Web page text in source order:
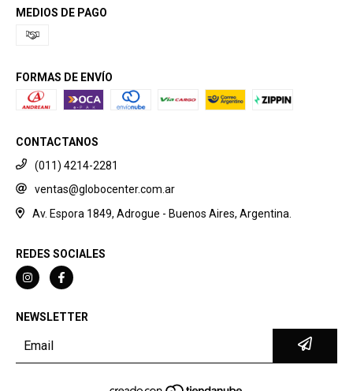
MEDIOS DE PAGO
FORMAS DE ENVÍO
CONTACTANOS
(011) 4214-2281
ventas@globocenter.com.ar
Av. Espora 1849, Adrogue - Buenos Aires, Argentina.
REDES SOCIALES
NEWSLETTER